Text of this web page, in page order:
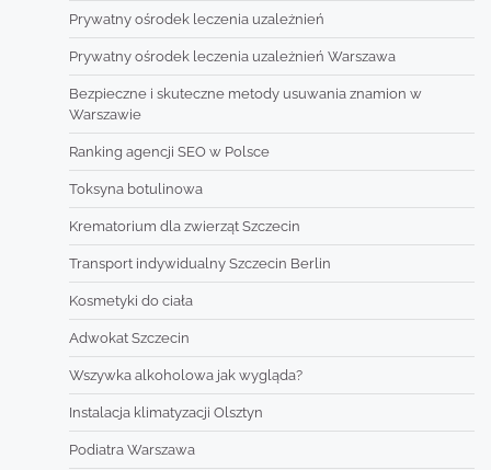
Prywatny ośrodek leczenia uzależnień
Prywatny ośrodek leczenia uzależnień Warszawa
Bezpieczne i skuteczne metody usuwania znamion w
Warszawie
Ranking agencji SEO w Polsce
Toksyna botulinowa
Krematorium dla zwierząt Szczecin
Transport indywidualny Szczecin Berlin
Kosmetyki do ciała
Adwokat Szczecin
Wszywka alkoholowa jak wygląda?
Instalacja klimatyzacji Olsztyn
Podiatra Warszawa